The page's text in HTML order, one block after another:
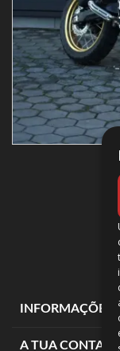
INFORMAÇÕES
A TUA CONTA